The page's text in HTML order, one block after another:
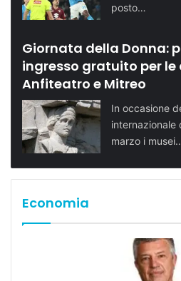
posto…
Giornata della Donna:
ingresso gratuito per le
Anfiteatro e Mitreo
In occasione
internazionale
marzo i
Economia